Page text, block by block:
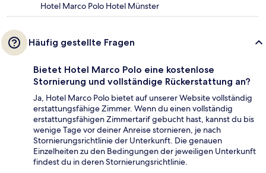
Hotel Marco Polo Hotel Münster
Häufig gestellte Fragen
Bietet Hotel Marco Polo eine kostenlose
Stornierung und vollständige Rückerstattung an?
Ja, Hotel Marco Polo bietet auf unserer Website vollständig
erstattungsfähige Zimmer. Wenn du einen vollständig
erstattungsfähigen Zimmertarif gebucht hast, kannst du bis
wenige Tage vor deiner Anreise stornieren, je nach
Stornierungsrichtlinie der Unterkunft. Die genauen
Einzelheiten zu den Bedingungen der jeweiligen Unterkunft
findest du in deren Stornierungsrichtlinie.